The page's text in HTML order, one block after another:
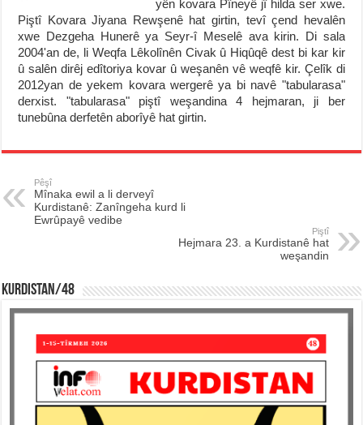
yên kovara Pîneyê jî hilda ser xwe.
Piştî Kovara Jiyana Rewşenê hat girtin, tevî çend hevalên
xwe Dezgeha Hunerê ya Seyr-î Meselê ava kirin. Di sala
2004'an de, li Weqfa Lêkolînên Civak û Hiqûqê dest bi kar kir
û salên dirêj edîtoriya kovar û weşanên vê weqfê kir. Çelîk di
2012yan de yekem kovara wergerê ya bi navê "tabularasa"
derxist. "tabularasa" piştî weşandina 4 hejmaran, ji ber
tunebûna derfetên aborîyê hat girtin.
Pêşî
Mînaka ewil a li derveyî
Kurdistanê: Zanîngeha kurd li
Ewrûpayê vedibe
Piştî
Hejmara 23. a Kurdistanê hat
weşandin
KURDISTAN/48